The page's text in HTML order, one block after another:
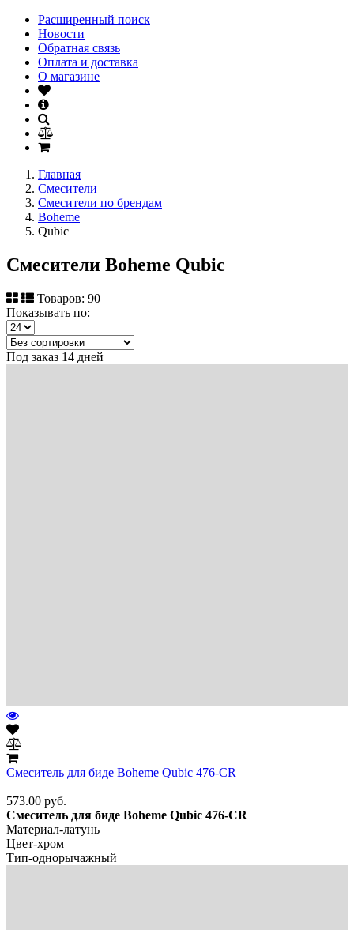
Расширенный поиск
Новости
Обратная связь
Оплата и доставка
О магазине
Главная
Смесители
Смесители по брендам
Boheme
Qubic
Смесители Boheme Qubic
Товаров: 90
Показывать по:
Под заказ 14 дней
Смеситель для биде Boheme Qubic 476-CR
573.00 руб.
Смеситель для биде Boheme Qubic 476-CR
Материал-латунь
Цвет-хром
Тип-однорычажный